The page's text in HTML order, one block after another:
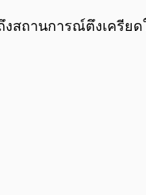
สถานการณ์ตึงเครีย